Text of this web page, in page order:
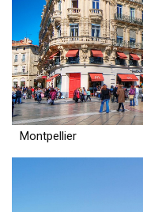
Montpellier